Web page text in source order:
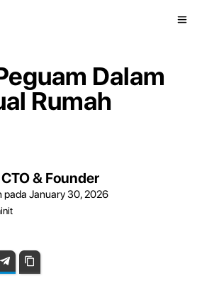
Dalam
Rumah
& Founder
pada January 30, 2026
Telegram